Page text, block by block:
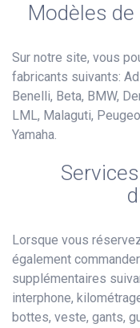
Modèles
Sur notre site, vous
fabricants suivants:
Benelli, Beta, BMW,
LML, Malaguti,
Yamaha.
Lorsque vous
également
supplémentaires
interphone,
bottes, veste, gants,